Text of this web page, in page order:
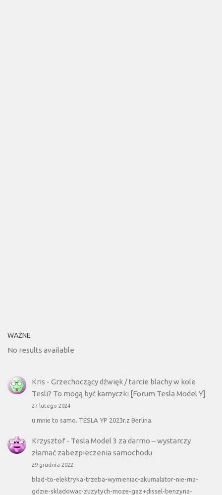
WAŻNE
No results available
Kris - Grzechoczący dźwięk / tarcie blachy w kole
Tesli? To mogą być kamyczki [Forum Tesla Model Y]
27 lutego 2024
u mnie to samo. TESLA YP 2023r.z Berlina.
Krzysztof- Tesla Model 3 za darmo – wystarczy
złamać zabezpieczenia samochodu
29 grudnia 2022
blad-to-elektryka-trzeba-wymieniac-akumalator-nie-ma-
gdzie-skladowac-zuzytych-moze-gaz+dissel-benzyna-